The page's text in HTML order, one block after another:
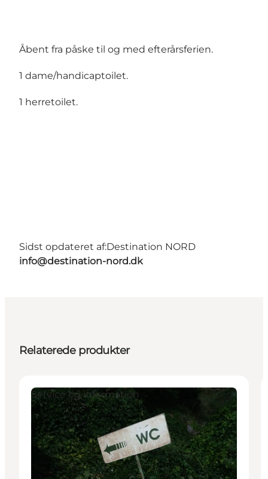
Åbent fra påske til og med efterårsferien.
1 dame/handicaptoilet.
1 herretoilet.
Sidst opdateret af:Destination NORD
info@destination-nord.dk
Relaterede produkter
Service og information